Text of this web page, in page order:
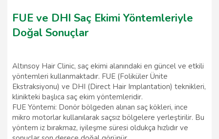
FUE ve DHI Saç Ekimi Yöntemleriyle
Doğal Sonuçlar
Altınsoy Hair Clinic, saç ekimi alanındaki en güncel ve etkili
yöntemleri kullanmaktadır. FUE (Foliküler Ünite
Ekstraksiyonu) ve DHI (Direct Hair Implantation) teknikleri,
klinikteki başlıca saç ekim yöntemleridir.
FUE Yöntemi: Donör bölgeden alınan saç kökleri, ince
mikro motorlar kullanılarak saçsız bölgelere yerleştirilir. Bu
yöntem iz bırakmaz, iyileşme süresi oldukça hızlıdır ve